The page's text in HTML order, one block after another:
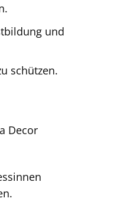
und
schützen.
Decor